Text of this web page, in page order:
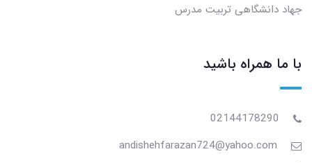
جهاد دانشگاهی تربیت مدرس
با ما همراه باشید
02144178290
andishehfarazan724@yahoo.com